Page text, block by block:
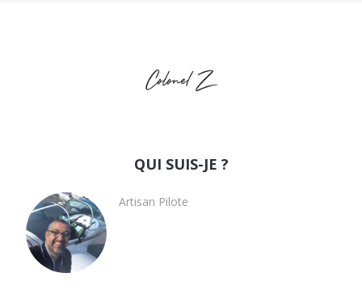
QUI SUIS-JE ?
Artisan Pilote